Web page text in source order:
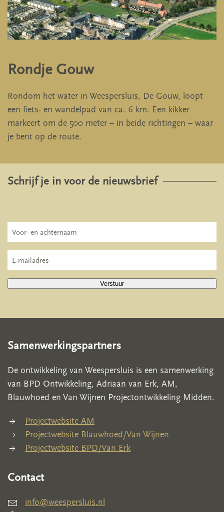
Rondje Gouw
Rondom het water in Weespersluis, De Gouw, loopt
een fiets- en wandelpad van ca. 6 km. Een kikker
markeert om de 500 meter – in beide richtingen – waar
je bent op de route.
Schrijf je in voor de nieuwsbrief
Verstuur
Samenwerkingspartners
De ontwikkeling van Weespersluis is een samenwerking
van BPD Ontwikkeling, Adriaan van Erk, AM,
Blauwhoed en Van Wijnen Projectontwikkeling Midden.
Projectwebsite AM
Projectwebsite Blauwhoed/Van Wijnen
Projectwebsite BPD/Van Erk
Contact
info@weespersluis.nl